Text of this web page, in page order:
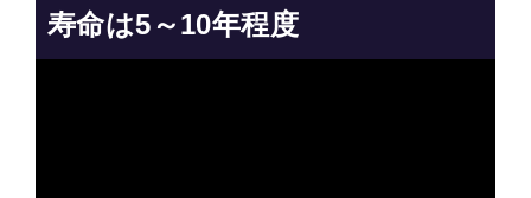
寿命は5～10年程度